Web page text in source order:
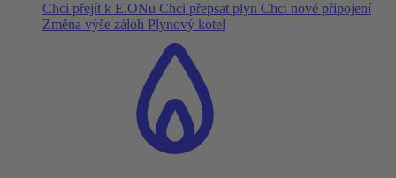
Chci přejít k E.ONu Chci přepsat plyn Chci nové připojení
Změna výše záloh Plynový kotel